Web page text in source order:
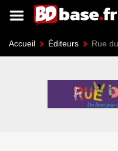
Accueil Éditeurs Rue